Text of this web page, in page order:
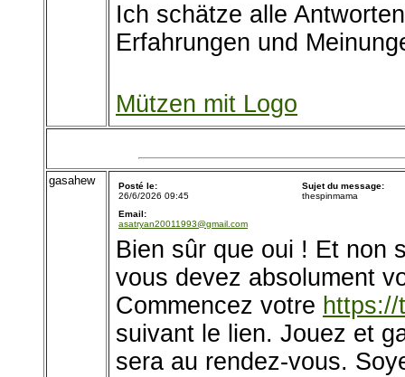
Ich schätze alle
Erfahrungen und
Mützen mit Logo
gasahew
Posté le:
26/6/2026 09:45
Sujet du message:
thespinmama
Email:
asatryan20011993@gmail.com
Bien sûr que oui ! Et non
vous devez absolument
Commencez votre
suivant le lien. Jouez et
sera au rendez-vous.